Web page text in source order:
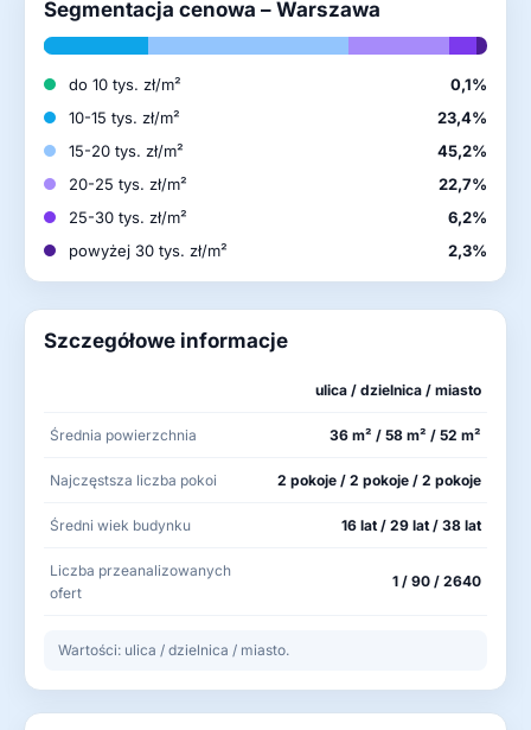
Segmentacja cenowa – Warszawa
do 10 tys. zł/m²
0,1%
10-15 tys. zł/m²
23,4%
15-20 tys. zł/m²
45,2%
20-25 tys. zł/m²
22,7%
25-30 tys. zł/m²
6,2%
powyżej 30 tys. zł/m²
2,3%
Szczegółowe informacje
ulica / dzielnica / miasto
Średnia powierzchnia 36 m² / 58 m² / 52 m²
Najczęstsza liczba pokoi 2 pokoje / 2 pokoje / 2 pokoje
Średni wiek budynku 16 lat / 29 lat / 38 lat
Liczba przeanalizowanych
ofert
1 / 90 / 2640
Wartości: ulica / dzielnica / miasto.